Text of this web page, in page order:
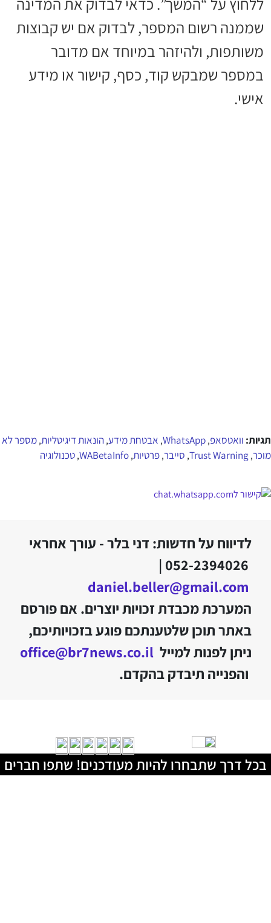
שממנה רשום המספר, לבדוק אם יש קבוצות
משותפות, ולהיזהר במיוחד אם מדובר
במספר שמבקש קוד, כסף, קישור או מידע
אישי.
תגיות: וואטסאפ,
WhatsApp
, אבטחת מידע,הונאות דיגיטליות,מספר לא
מוכר,
Trust Warning
, סייבר,פרטיות,
WABetaInfo
,טכנולוגיה
לדיווח על חדשות: דני בלר - עורך אחראי
052-2394026 |
daniel.beller@gmail.com
המערכת מכבדת זכויות יוצרים. אם פורסם
באתר תוכן שלטענתכם פוגע בזכויותיכם,
ניתן לפנות למייל office@br7news.co.il
והפנייה תיבדק בהקדם.
בכל דרך שתבחרו להיות מעודכנים! שתפו חברים